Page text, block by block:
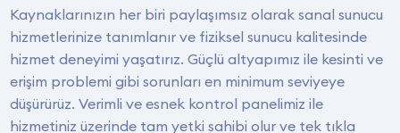
Kaynaklarınızın her biri paylaşımsız olarak sanal sunucu
hizmetlerinize tanımlanır ve fiziksel sunucu kalitesinde
hizmet deneyimi yaşatırız. Güçlü altyapımız ile kesinti ve
erişim problemi gibi sorunları en minimum seviyeye
düşürürüz. Verimli ve esnek kontrol panelimiz ile
hizmetiniz üzerinde tam yetki sahibi olur ve tek tıkla